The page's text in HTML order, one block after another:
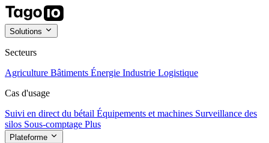
Solutions
Secteurs
Agriculture Bâtiments Énergie Industrie Logistique
Cas d'usage
Suivi en direct du bétail Équipements et machines Surveillance des
silos Sous-comptage Plus
Plateforme